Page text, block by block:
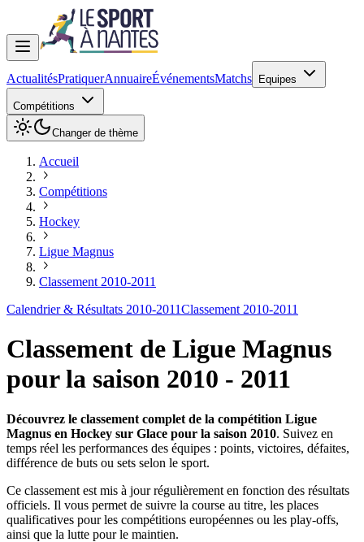
ActualitésPratiquerAnnuaireÉvénementsMatchs Equipes
Compétitions
Changer de thème
Accueil
Compétitions
Hockey
Ligue Magnus
Classement 2010-2011
Calendrier & Résultats 2010-2011Classement 2010-2011
Classement de Ligue Magnus
pour la saison 2010 - 2011
Découvrez le classement complet de la compétition Ligue
Magnus en Hockey sur Glace pour la saison 2010. Suivez en
temps réel les performances des équipes : points, victoires, défaites,
différence de buts ou sets selon le sport.
Ce classement est mis à jour régulièrement en fonction des résultats
officiels. Il vous permet de suivre la course au titre, les places
qualificatives pour les compétitions européennes ou les play-offs,
ainsi que la lutte pour le maintien.